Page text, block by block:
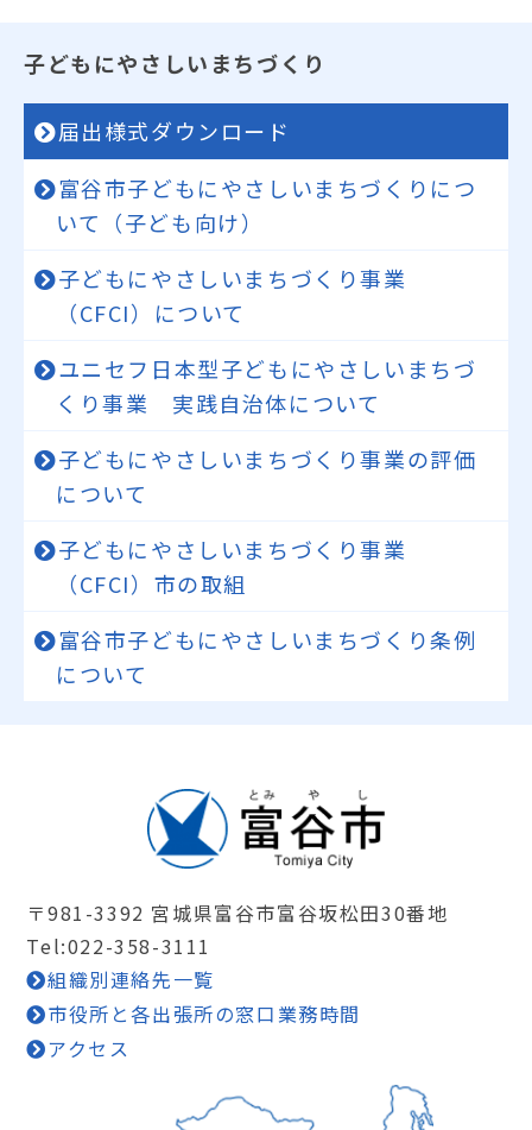
子どもにやさしいまちづくり
届出様式ダウンロード
富谷市子どもにやさしいまちづくりにつ
いて（子ども向け）
子どもにやさしいまちづくり事業
（CFCI）について
ユニセフ日本型子どもにやさしいまちづ
くり事業 実践自治体について
子どもにやさしいまちづくり事業の評価
について
子どもにやさしいまちづくり事業
（CFCI）市の取組
富谷市子どもにやさしいまちづくり条例
について
〒981-3392 宮城県富谷市富谷坂松田30番地
Tel:022-358-3111
組織別連絡先一覧
市役所と各出張所の窓口業務時間
アクセス